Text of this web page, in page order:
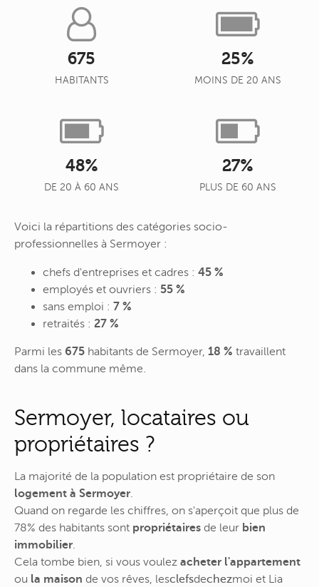
675
HABITANTS
25%
MOINS DE 20 ANS
48%
DE 20 À 60 ANS
27%
PLUS DE 60 ANS
Voici la répartitions des catégories socio-
professionnelles à Sermoyer :
chefs d'entreprises et cadres : 45 %
employés et ouvriers : 55 %
sans emploi : 7 %
retraités : 27 %
Parmi les 675 habitants de Sermoyer, 18 % travaillent
dans la commune même.
Sermoyer, locataires ou
propriétaires ?
La majorité de la population est propriétaire de son
logement à Sermoyer.
Quand on regarde les chiffres, on s'aperçoit que plus de
78% des habitants sont propriétaires de leur bien
immobilier.
Cela tombe bien, si vous voulez acheter l'appartement
ou la maison de vos rêves, lesclefsdechezmoi et Lia